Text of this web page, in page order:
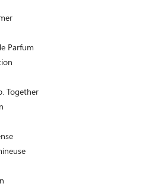
Parfum
Together